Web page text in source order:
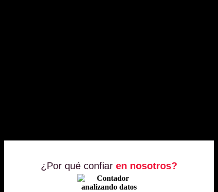
¿Por qué confiar en nosotros?